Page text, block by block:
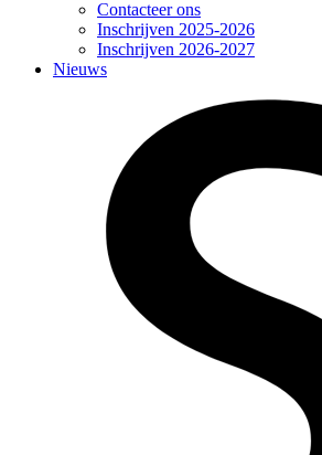
Contacteer ons
Inschrijven 2025-2026
Inschrijven 2026-2027
Nieuws